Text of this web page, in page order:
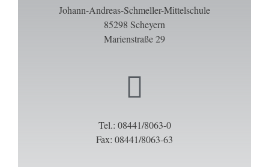
Johann-Andreas-Schmeller-Mittelschule
85298 Scheyern
Marienstraße 29
Tel.: 08441/8063-0
Fax: 08441/8063-63